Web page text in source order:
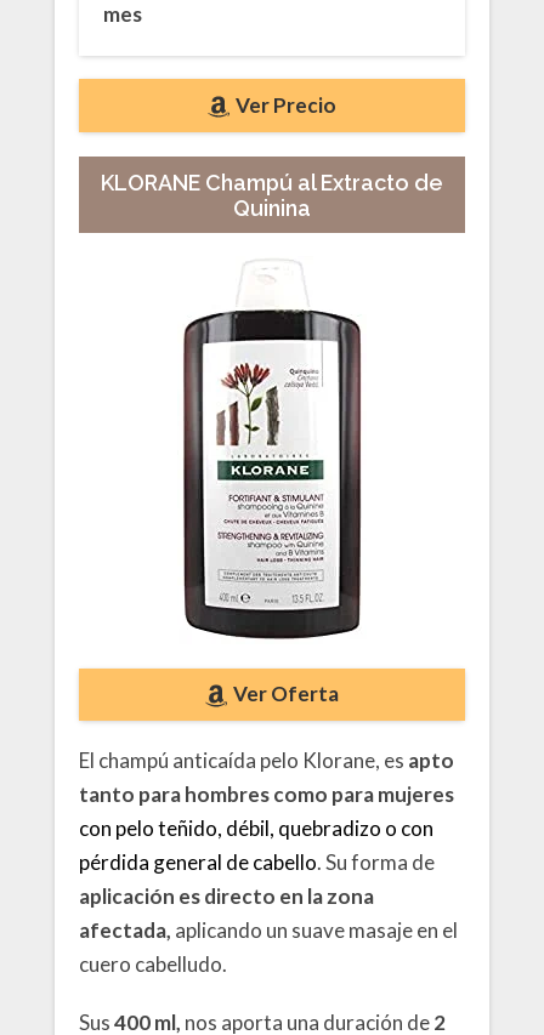
mes
Ver Precio
KLORANE Champú al Extracto de
Quinina
Ver Oferta
El champú anticaída pelo Klorane, es apto
tanto para hombres como para mujeres
con pelo teñido, débil, quebradizo o con
pérdida general de cabello. Su forma de
aplicación es directo en la zona
afectada, aplicando un suave masaje en el
cuero cabelludo.
Sus400 ml, nos aporta una duración de2